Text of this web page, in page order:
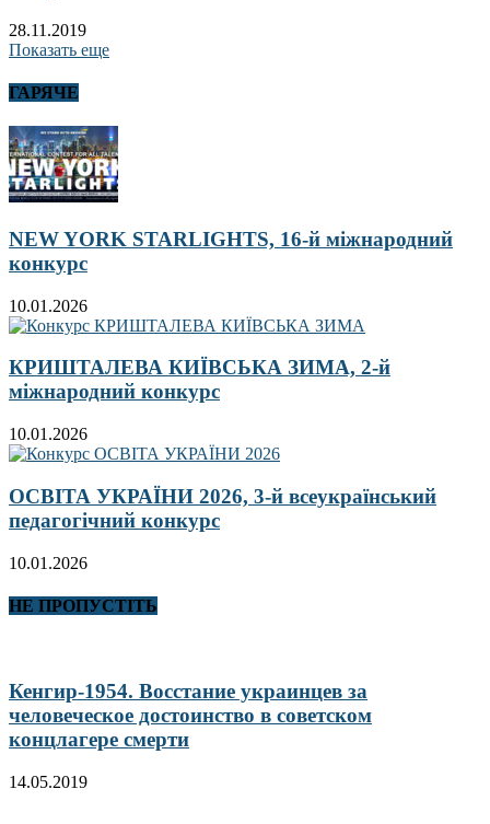
28.11.2019
Показать еще
ГАРЯЧЕ
NEW YORK STARLIGHTS, 16-й міжнародний
конкурс
10.01.2026
КРИШТАЛЕВА КИЇВСЬКА ЗИМА, 2-й
міжнародний конкурс
10.01.2026
ОСВІТА УКРАЇНИ 2026, 3-й всеукраїнський
педагогічний конкурс
10.01.2026
НЕ ПРОПУСТІТЬ
Кенгир-1954. Восстание украинцев за
человеческое достоинство в советском
концлагере смерти
14.05.2019